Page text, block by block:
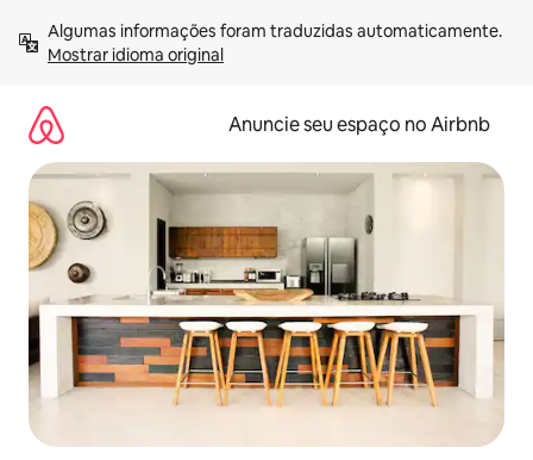
para
Mostrar idioma original
Anuncie seu espaço no Airbnb